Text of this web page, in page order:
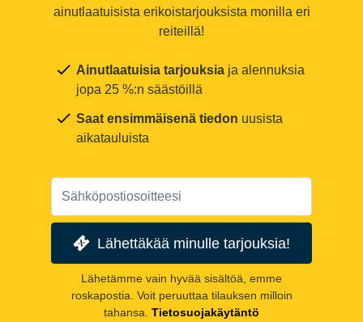
ainutlaatuisista erikoistarjouksista monilla eri
reiteillä!
Ainutlaatuisia tarjouksia ja alennuksia
jopa 25 %:n säästöillä
Saat ensimmäisenä tiedon uusista
aikatauluista
Lähettäkää minulle tarjouksia!
Lähetämme vain hyvää sisältöä, emme
roskapostia. Voit peruuttaa tilauksen milloin
tahansa. Tietosuojakäytäntö